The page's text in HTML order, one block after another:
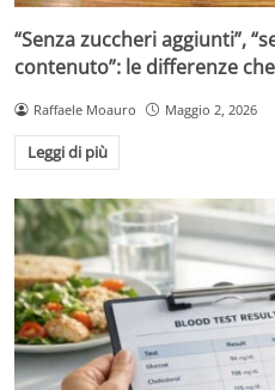
“Senza zuccheri aggiunti”,
contenuto”: le differenze
Raffaele Moauro Maggio 2, 2026
Leggi di più